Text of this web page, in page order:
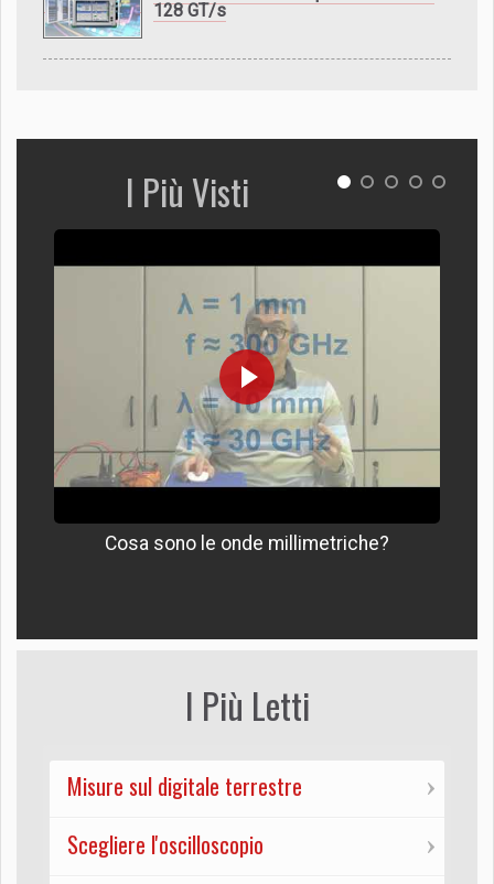
128 GT/s
I Più Visti
Cosa sono le onde millimetriche?
I Più Letti
Misure sul digitale terrestre
Scegliere l'oscilloscopio